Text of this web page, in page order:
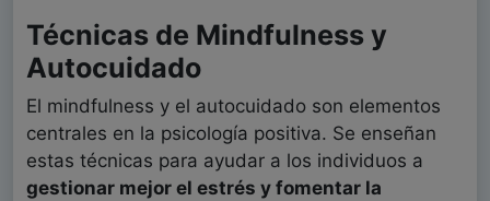
Técnicas de Mindfulness y
Autocuidado
El mindfulness y el autocuidado son elementos
centrales en la psicología positiva. Se enseñan
estas técnicas para ayudar a los individuos a
gestionar mejor el estrés y fomentar la